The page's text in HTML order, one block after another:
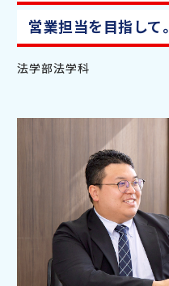
営業担当を目指して。
法学部法学科